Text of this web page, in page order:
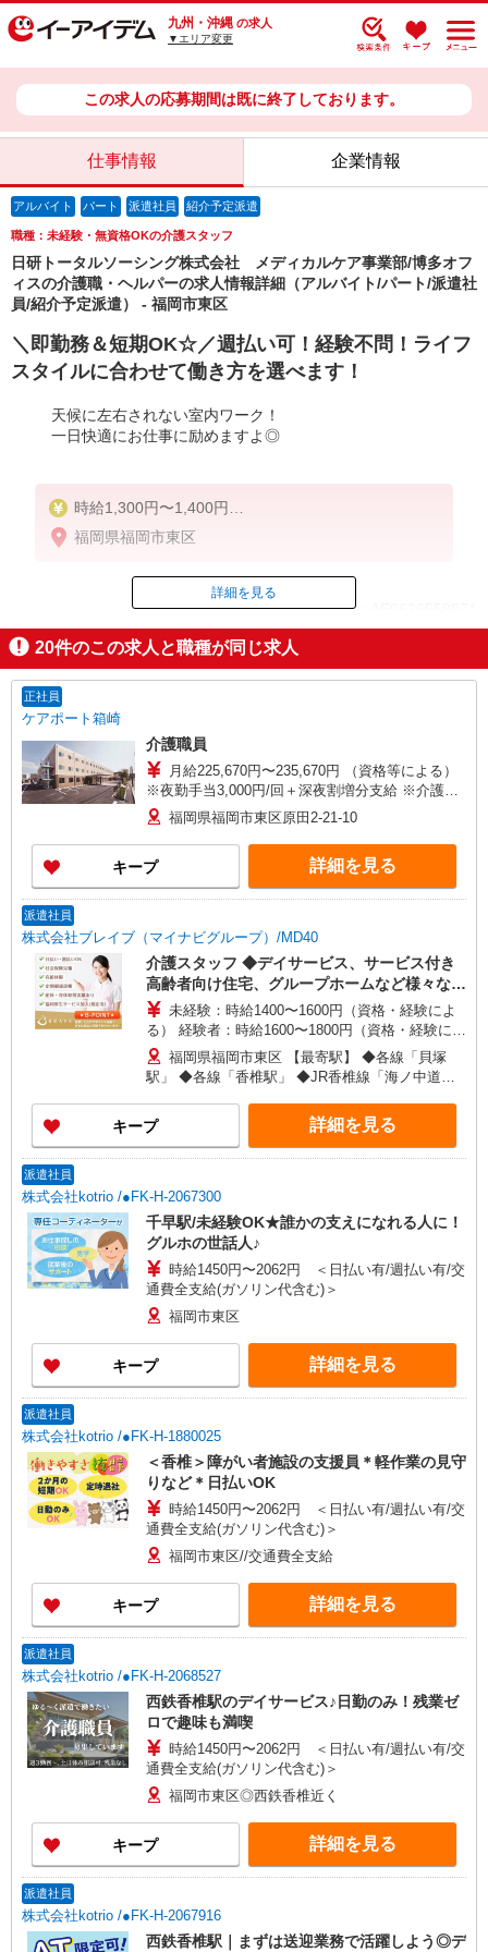
九州・沖縄 の求人
▼エリア変更
この求人の応募期間は既に終了しております。
仕事情報 企業情報
アルバイト パート 派遣社員 紹介予定派遣
職種：未経験・無資格OKの介護スタッフ
日研トータルソーシング株式会社 メディカルケア事業部/博多オフ
ィスの介護職・ヘルパーの求人情報詳細（アルバイト/パート/派遣社
員/紹介予定派遣） - 福岡市東区
＼即勤務＆短期OK☆／週払い可！経験不問！ライフ
スタイルに合わせて働き方を選べます！
天候に左右されない室内ワーク！
一日快適にお仕事に励めますよ◎
時給1,300円〜1,400円
★週払いOK（規定あり）
福岡県福岡市東区
ID：AE0626558871
掲載期間終了
詳細を見る
20件のこの求人と職種が同じ求人
正社員
ケアポート箱崎
介護職員
月給225,670円〜235,670円 （資格等による）
※夜勤手当3,000円/回＋深夜割増分支給 ※介護一
時金/年2回（6月・12月）
福岡県福岡市東区原田2-21-10
キープ 詳細を見る
派遣社員
株式会社ブレイブ（マイナビグループ）/MD40
介護スタッフ ◆デイサービス、サービス付き
高齢者向け住宅、グループホームなど様々な勤
務先から選べます。
未経験：時給1400〜1600円（資格・経験によ
る） 経験者：時給1600〜1800円（資格・経験によ
る） ◎月収例 時給1800円×1日8時間×22日（週5
日）＝31万6800円 ◆昇給あり ◆支払い方法 ※日
払い/週払い/月払い対応も可能です。詳しくは面談
時にご相談ください。 ◆交通費：別途全額支給 ※
当社規定あり
福岡県福岡市東区 【最寄駅】 ◆各線「貝塚
駅」 ◆各線「香椎駅」 ◆JR香椎線「海ノ中道
キープ 詳細を見る
派遣社員
株式会社kotrio /●FK-H-2067300
千早駅/未経験OK★誰かの支えになれる人に！
グルホの世話人♪
時給1450円〜2062円 ＜日払い有/週払い有/交
通費全支給(ガソリン代含む)＞
福岡市東区
キープ 詳細を見る
派遣社員
株式会社kotrio /●FK-H-1880025
＜香椎＞障がい者施設の支援員＊軽作業の見守
りなど＊日払いOK
時給1450円〜2062円 ＜日払い有/週払い有/交
通費全支給(ガソリン代含む)＞
福岡市東区//交通費全支給
キープ 詳細を見る
派遣社員
株式会社kotrio /●FK-H-2068527
西鉄香椎駅のデイサービス♪日勤のみ！残業ゼ
ロで趣味も満喫
時給1450円〜2062円 ＜日払い有/週払い有/交
通費全支給(ガソリン代含む)＞
福岡市東区◎西鉄香椎近く
キープ 詳細を見る
派遣社員
株式会社kotrio /●FK-H-2067916
西鉄香椎駅｜まずは送迎業務で活躍しよう◎デ